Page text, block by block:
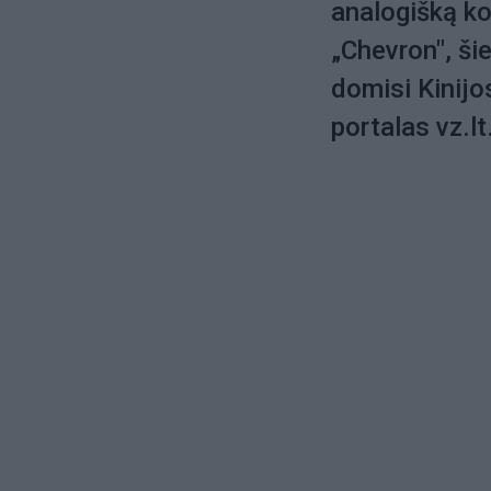
analogišką
„Chevron",
domisi
portalas